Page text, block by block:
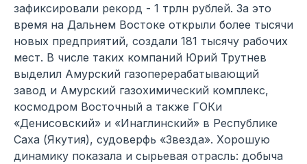
зафиксировали рекорд - 1 трлн рублей. За это
время на Дальнем Востоке открыли более тысячи
новых предприятий, создали 181 тысячу рабочих
мест. В числе таких компаний Юрий Трутнев
выделил Амурский газоперерабатывающий
завод и Амурский газохимический комплекс,
космодром Восточный а также ГОКи
«Денисовский» и «Инаглинский» в Республике
Саха (Якутия), судоверфь «Звезда». Хорошую
динамику показала и сырьевая отрасль: добыча